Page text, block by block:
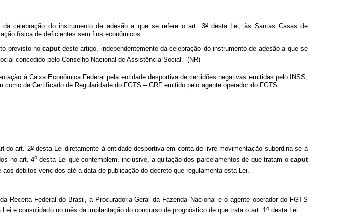
da celebração do instrumento de adesão a que se refere o art. 3odesta Lei, às Santas Casas de
física de deficientes sem fins econômicos.
previsto nocaput deste artigo, independentemente da celebração do instrumento de adesão a que se
concedido pelo Conselho Nacional de Assistência Social.” (NR)
à Caixa Econômica Federal pela entidade desportiva de certidões negativas emitidas pelo INSS,
de Certificado de Regularidade do FGTS – CRF emitido pelo agente operador do FGTS.
do art. 2odesta Lei diretamente à entidade desportiva em conta de livre movimentação subordina-se à
no art. 4odesta Lei que contemplem, inclusive, a quitação dos parcelamentos de que tratam ocaput
débitos vencidos até a data de publicação do decreto que regulamenta esta Lei.
Receita Federal do Brasil, a Procuradoria-Geral da Fazenda Nacional e o agente operador do FGTS
Lei e consolidado no mês da implantação do concurso de prognóstico de que trata o art. 1o desta Lei.